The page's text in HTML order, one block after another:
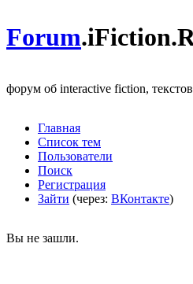
Forum.
форум об interactive fiction,
Главная
Список тем
Пользователи
Поиск
Регистрация
Зайти (через: ВКонтакте)
Вы не зашли.